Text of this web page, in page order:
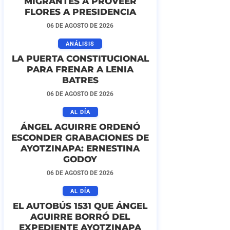
FLORES A PRESIDENCIA
06 DE AGOSTO DE 2026
ANÁLISIS
LA PUERTA CONSTITUCIONAL
PARA FRENAR A LENIA
BATRES
06 DE AGOSTO DE 2026
AL DÍA
ÁNGEL AGUIRRE ORDENÓ
ESCONDER GRABACIONES DE
AYOTZINAPA: ERNESTINA
GODOY
06 DE AGOSTO DE 2026
AL DÍA
EL AUTOBÚS 1531 QUE ÁNGEL
AGUIRRE BORRÓ DEL
EXPEDIENTE AYOTZINAPA